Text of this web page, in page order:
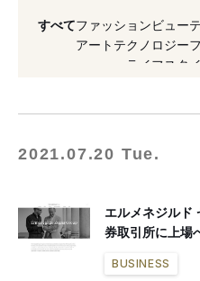
#インベスト
すべてファッションビュー
アート テクノロジー
ライフスタイ
2021.07.20 Tue.
エルメネジルド
券取引所に上場
BUSINESS